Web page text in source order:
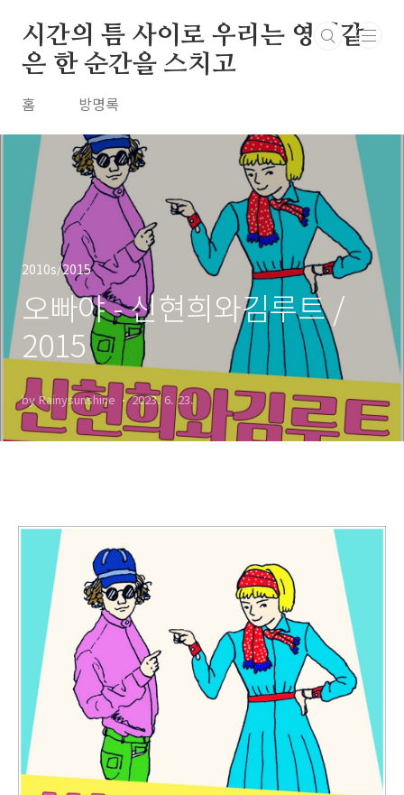
시간의 틈 사이로 우리는 영원같
은 한 순간을 스치고
홈 방명록
2010s/2015
오빠야 - 신현희와김루트 /
2015
by Rainysunshine 2023. 6. 23.